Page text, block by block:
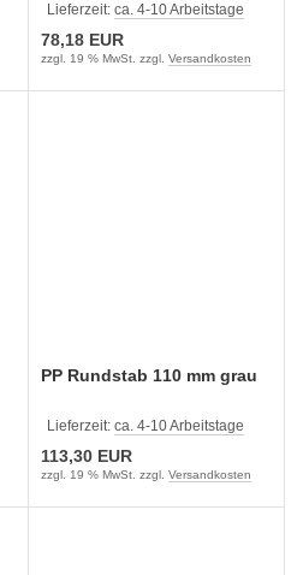
Lieferzeit: ca. 4-10 Arbeitstage
78,18 EUR
zzgl. 19 % MwSt. zzgl. Versandkosten
PP Rundstab 110 mm grau
Lieferzeit: ca. 4-10 Arbeitstage
113,30 EUR
zzgl. 19 % MwSt. zzgl. Versandkosten